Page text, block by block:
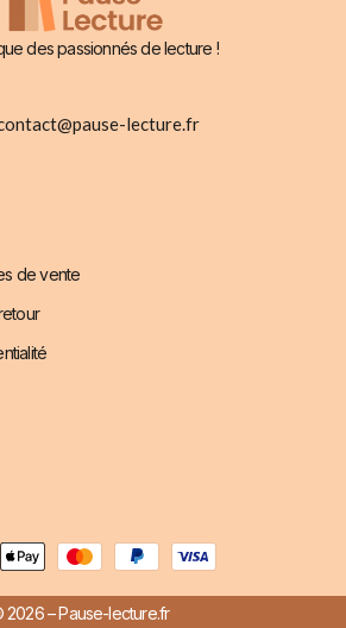
des passionnés de lecture !
lecture.fr
de vente
2026 – Pause-lecture.fr